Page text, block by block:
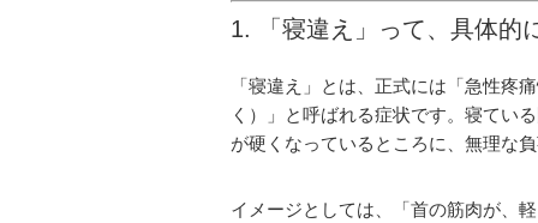
1. 「寝違え」って、具体的
「寝違え」とは、正式には「急性疼
く）」と呼ばれる症状です。寝てい
が硬くなっているところに、無理な
イメージとしては、「首の筋肉が、